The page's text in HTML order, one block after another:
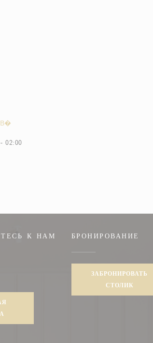
В�
02:00
К НАМ БРОНИРОВАНИЕ
ЗАБРОНИРОВАТЬ
СТОЛИК